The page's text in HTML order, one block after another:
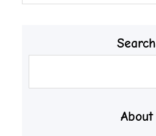
Search
About